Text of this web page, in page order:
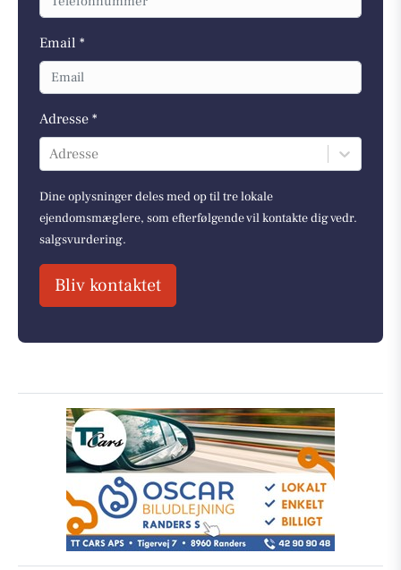
Email *
Adresse *
Adresse
Dine oplysninger deles med op til tre lokale
ejendomsmæglere, som efterfølgende vil kontakte dig vedr.
salgsvurdering.
Bliv kontaktet